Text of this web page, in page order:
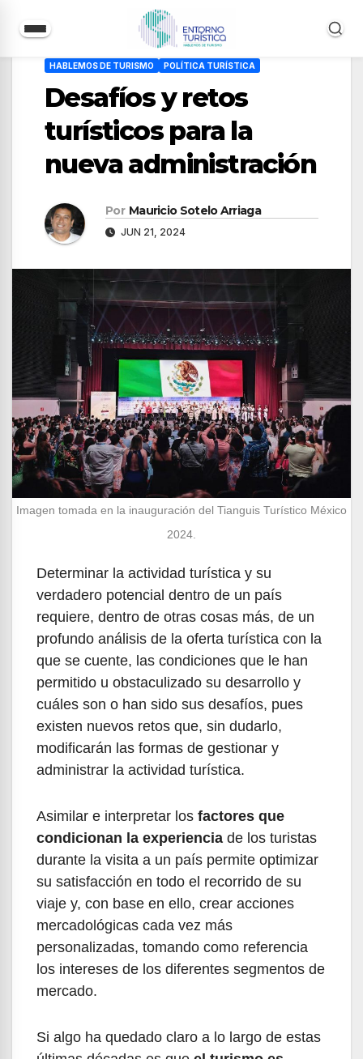
contenido
HABLEMOS DE TURISMO POLÍTICA TURÍSTICA
Desafíos y retos
turísticos para la
nueva administración
Por Mauricio Sotelo Arriaga
JUN 21, 2024
Imagen tomada en la inauguración del Tianguis Turístico México
2024.
Determinar la actividad turística y su
verdadero potencial dentro de un país
requiere, dentro de otras cosas más, de un
profundo análisis de la oferta turística con la
que se cuente, las condiciones que le han
permitido u obstaculizado su desarrollo y
cuáles son o han sido sus desafíos, pues
existen nuevos retos que, sin dudarlo,
modificarán las formas de gestionar y
administrar la actividad turística.
Asimilar e interpretar los factores que
condicionan la experiencia de los turistas
durante la visita a un país permite optimizar
su satisfacción en todo el recorrido de su
viaje y, con base en ello, crear acciones
mercadológicas cada vez más
personalizadas, tomando como referencia
los intereses de los diferentes segmentos de
mercado.
Si algo ha quedado claro a lo largo de estas